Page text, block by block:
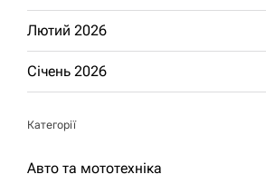
Лютий 2026
Січень 2026
Категорії
Авто та мототехніка